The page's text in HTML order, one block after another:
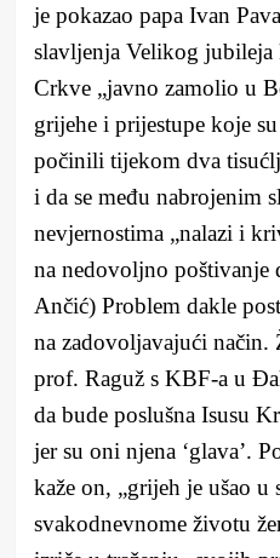
je pokazao papa Ivan
slavljenja Velikog jubileja
Crkve „javno zamolio u
grijehe i prijestupe koje
počinili tijekom dva
i da se među nabrojenim
nevjernostima „nalazi i
na nedovoljno poštivanje
Ančić) Problem dakle
na zadovoljavajući način.
prof. Raguž s KBF-a u
da bude poslušna Isusu
jer su oni njena ‘glava’.
kaže on, „grijeh je ušao u
svakodnevnome životu